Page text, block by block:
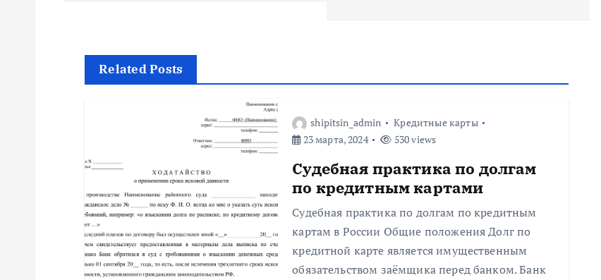
Related Posts
shipitsin_admin
Кредитные карты
23 марта, 2024
530 views
Судебная практика по долгам
по кредитным картами
Судебная практика по долгам по кредитным
картам в России Общие положения Долг по
кредитной карте является имущественным
обязательством заёмщика перед банком. Банк